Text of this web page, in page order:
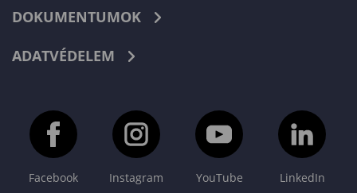
DOKUMENTUMOK
ADATVÉDELEM
Facebook Instagram YouTube LinkedIn